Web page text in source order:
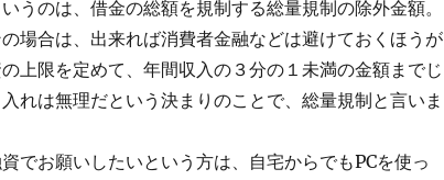
うのは、借金の総額を規制する総量規制の除外金額。
場合は、出来れば消費者金融などは避けておくほうが
上限を定めて、年間収入の３分の１未満の金額までじ
れは無理だという決まりのことで、総量規制と言いま
でお願いしたいという方は、自宅からでもPCを使っ